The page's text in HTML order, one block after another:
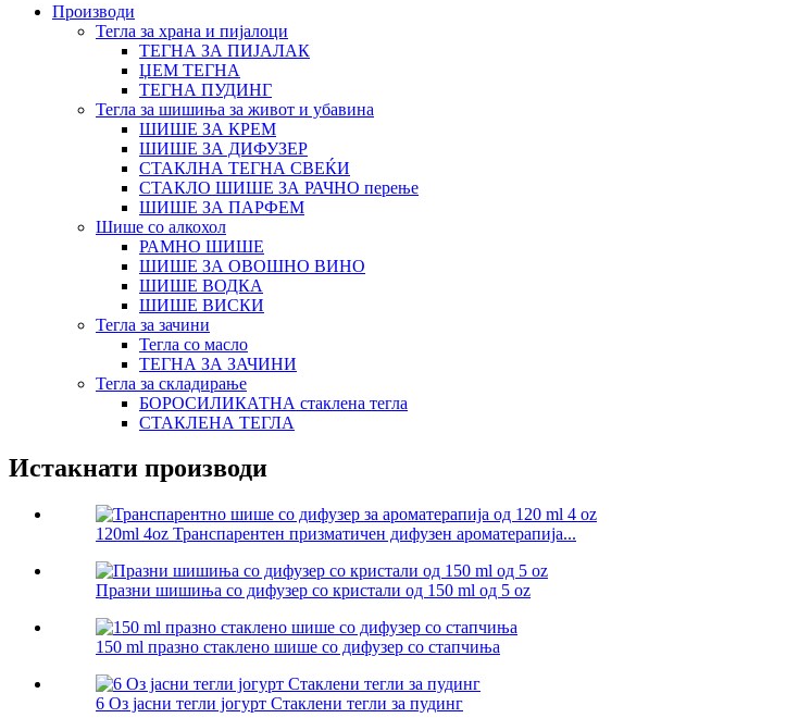
Производи
Тегла за храна и пијалоци
ТЕГНА ЗА ПИЈАЛАК
ЏЕМ ТЕГНА
ТЕГНА ПУДИНГ
Тегла за шишиња за живот и убавина
ШИШЕ ЗА КРЕМ
ШИШЕ ЗА ДИФУЗЕР
СТАКЛНА ТЕГНА СВЕЌИ
СТАКЛО ШИШЕ ЗА РАЧНО перење
ШИШЕ ЗА ПАРФЕМ
Шише со алкохол
РАМНО ШИШЕ
ШИШЕ ЗА ОВОШНО ВИНО
ШИШЕ ВОДКА
ШИШЕ ВИСКИ
Тегла за зачини
Тегла со масло
ТЕГНА ЗА ЗАЧИНИ
Тегла за складирање
БОРОСИЛИКАТНА стаклена тегла
СТАКЛЕНА ТЕГЛА
Истакнати производи
120ml 4oz Транспарентен призматичен дифузен ароматерапија...
Празни шишиња со дифузер со кристали од 150 ml од 5 oz
150 ml празно стаклено шише со дифузер со стапчиња
6 Оз јасни тегли јогурт Стаклени тегли за пудинг